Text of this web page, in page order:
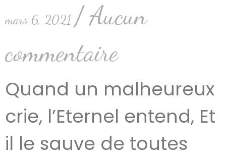
mars 6, 2021
Aucun
commentaire
Quand un malheureux
crie, l’Eternel entend, Et
il le sauve de toutes